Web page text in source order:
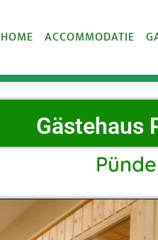
HOME ACCOMMODATIE
Gästehaus